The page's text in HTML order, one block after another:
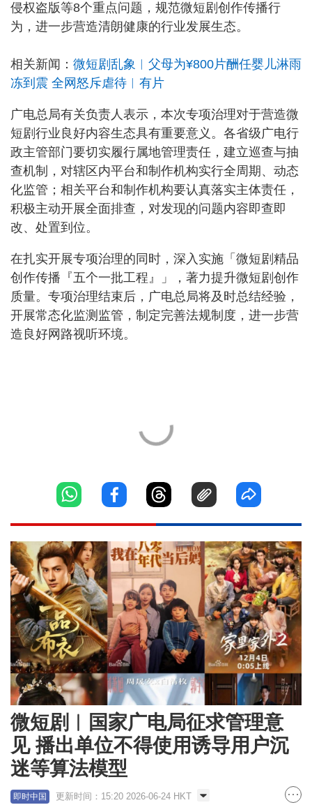
侵权盗版等8个重点问题，规范微短剧创作传播行
为，进一步营造清朗健康的行业发展生态。
相关新闻： 微短剧乱象︱父母为¥800片酬任婴儿淋雨
冻到震 全网怒斥虐待︱有片
广电总局有关负责人表示，本次专项治理对于营造微
短剧行业良好内容生态具有重要意义。各省级广电行
政主管部门要切实履行属地管理责任，建立巡查与抽
查机制，对辖区内平台和制作机构实行全周期、动态
化监管；相关平台和制作机构要认真落实主体责任，
积极主动开展全面排查，对发现的问题内容即查即
改、处置到位。
在扎实开展专项治理的同时，深入实施「微短剧精品
创作传播『五个一批工程』」，著力提升微短剧创作
质量。专项治理结束后，广电总局将及时总结经验，
开展常态化监测监管，制定完善法规制度，进一步营
造良好网路视听环境。
微短剧︱国家广电局征求管理意
见 播出单位不得使用诱导用户沉
迷等算法模型
即时中国 更新时间：15:20 2026-06-24 HKT